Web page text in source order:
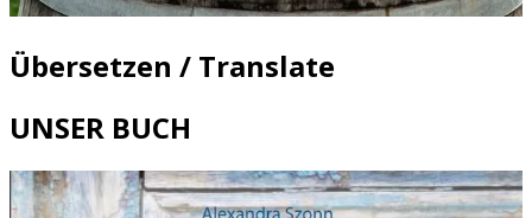
Übersetzen / Translate
UNSER BUCH